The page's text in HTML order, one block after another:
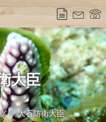
大臣
大石防衛大臣